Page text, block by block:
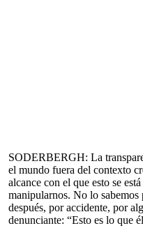
SODERBERGH: La
el mundo fuera del contexto
alcance con el que esto se
manipularnos. No lo
después, por accidente, por
denunciante: “Esto es lo que